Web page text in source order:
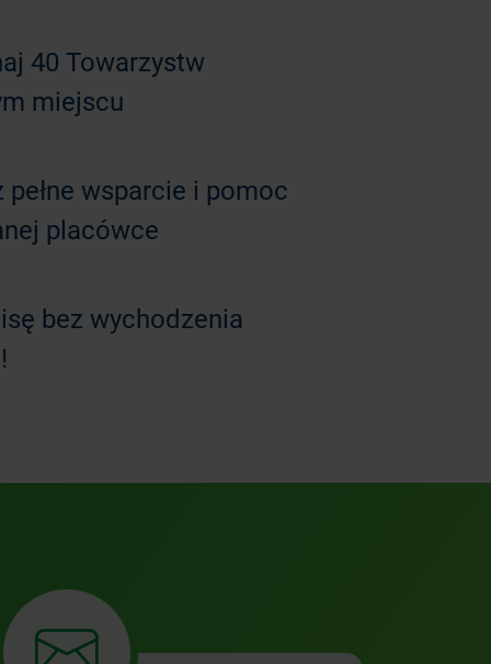
40 Towarzystw
miejscu
pełne wsparcie i pomoc
placówce
bez wychodzenia